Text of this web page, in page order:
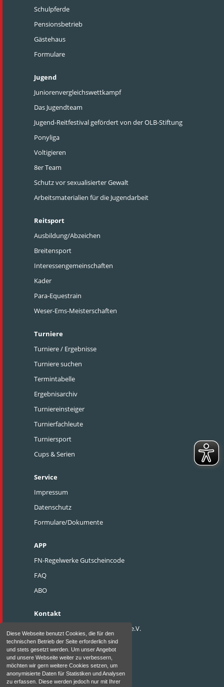
Diese Webseite benutzt Cookies, die für den
technischen Betrieb der Seite erforderlich sind
und stets gesetzt werden. Um unser Angebot
und unsere Webseite weiter zu verbessern,
möchten wir gern weitere Cookies setzen, um
anonymisierte Daten für Statistiken und Analysen
zu erfassen. Diese werden jedoch nur mit Ihrer
Schulpferde
Pensionsbetrieb
Gästehaus
Formulare
Jugend
Juniorenvergleichswettkampf
Das Jugendteam
Jugend-Reitfestival gefördert von der OLB-Stiftung
Ponyliga
Voltigieren
8er Team
Schutz vor sexualisierter Gewalt
Arbeitsmaterialien für die Jugendarbeit
Reitsport
Ausbildung/Abzeichen
Breitensport
Interessengemeinschaften
Kader
Para-Equestrain
Weser-Ems-Meisterschaften
Turniere
Turniere / Ergebnisse
Turniere suchen
Termintabelle
Ergebnisarchiv
Turniereinsteiger
Turnierfachleute
Turniersport
Cups & Serien
Service
Impressum
Datenschutz
Formulare/Dokumente
APP
FN-Regelwerke Gutscheincode
FAQ
ABO
Kontakt
Pferdesportverband Weser-Ems e.V.
Heidewinkel 8
D - 49377 Vechta
Telefon: 0 44 41 / 9140-0